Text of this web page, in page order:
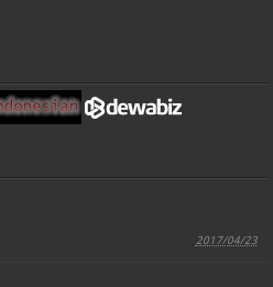
2017/04/23